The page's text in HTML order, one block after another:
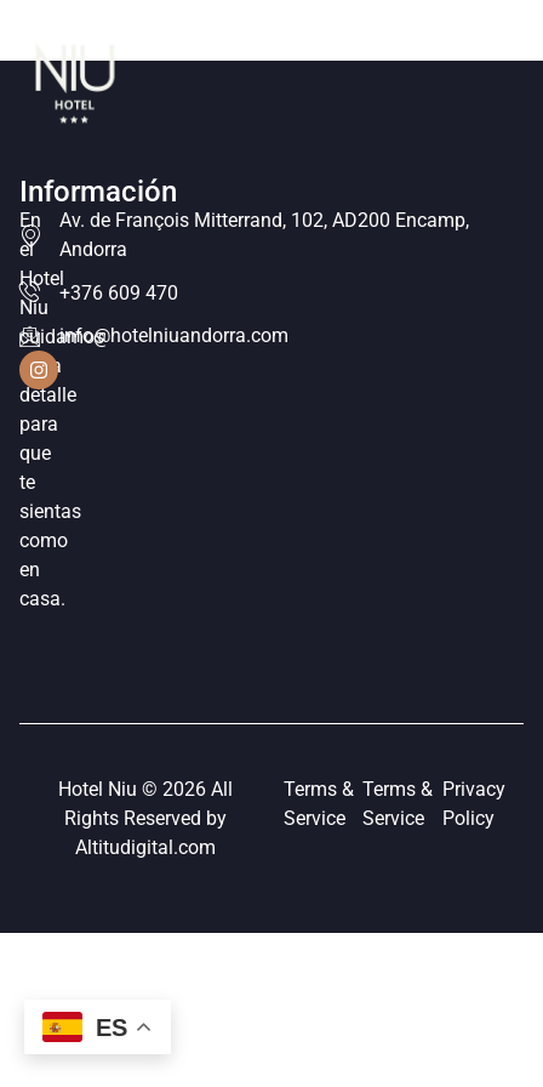
En
el
Hotel
Niu
cuidamos
cada
detalle
para
que
te
sientas
como
en
casa.
Información
Av. de François Mitterrand, 102, AD200 Encamp,
Andorra
+376 609 470
info@hotelniuandorra.com
Hotel Niu © 2026 All
Rights Reserved by
Altitudigital.com
Terms &
Service
Terms &
Service
Privacy
Policy
ES